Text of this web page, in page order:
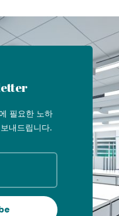
필요한 노하
내드립니다.